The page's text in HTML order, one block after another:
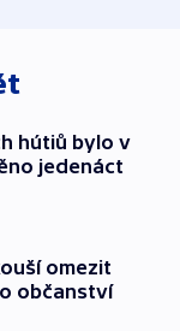
hútiů bylo v
jedenáct
omezit
občanství